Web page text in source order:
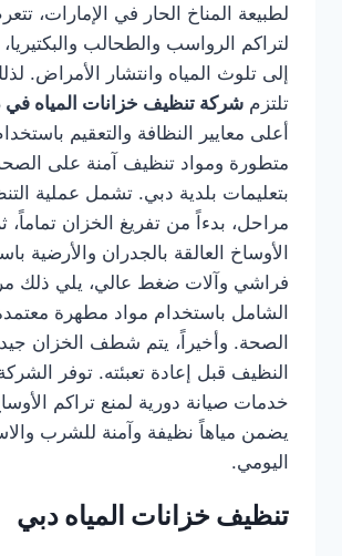
لطبيعة المناخ الحار في الإمارات،
لتراكم الرواسب والطحالب
إلى تلوث المياه وانتشار الأمراض.
تلتزم شركة تنظيف خزانات المياه في
أعلى معايير النظافة والتعقيم
متطورة ومواد تنظيف آمنة على
بتعليمات بلدية دبي. تشمل عملية
مراحل، بدءاً من تفريغ الخزان تماماً،
الأوساخ العالقة بالجدران والأرضية
فراشي وآلات ضغط عالي، يلي ذلك
الشامل باستخدام مواد مطهرة
الصحة. وأخيراً، يتم شطف الخزان جيداً
النظيف قبل إعادة تعبئته. توفر
خدمات صيانة دورية لمنع تراكم
يضمن مياهاً نظيفة وآمنة للشرب
اليومي.
تنظيف خزانات المياه دبي